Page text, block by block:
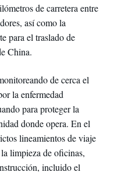
de carretera entre
así como la
para el traslado de
China.
de cerca el
la enfermedad
para proteger la
donde opera. En el
lineamientos de viaje
limpieza de oficinas,
incluido el